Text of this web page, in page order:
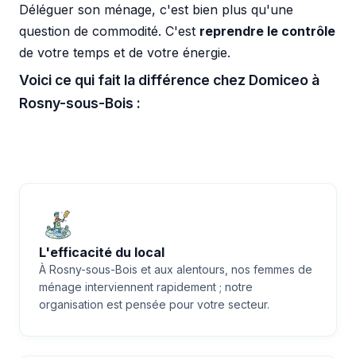
Déléguer son ménage, c'est bien plus qu'une
question de commodité. C'est reprendre le contrôle
de votre temps et de votre énergie.
Voici ce qui fait la différence chez Domiceo à
Rosny-sous-Bois :
L'efficacité du local
À Rosny-sous-Bois et aux alentours, nos femmes de
ménage interviennent rapidement ; notre
organisation est pensée pour votre secteur.